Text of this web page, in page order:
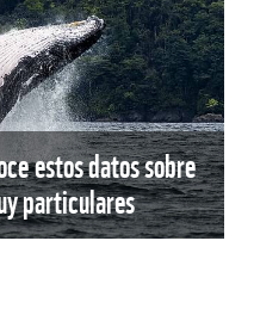
estos datos sobre
particulares